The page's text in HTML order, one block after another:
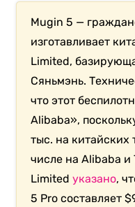
Mugin 5 —
изготавливает
Limited,
Сяньмэнь.
что этот
Alibaba»,
тыс. на китайских
числе на Alibaba и
Limitedуказано,
5 Pro составляет